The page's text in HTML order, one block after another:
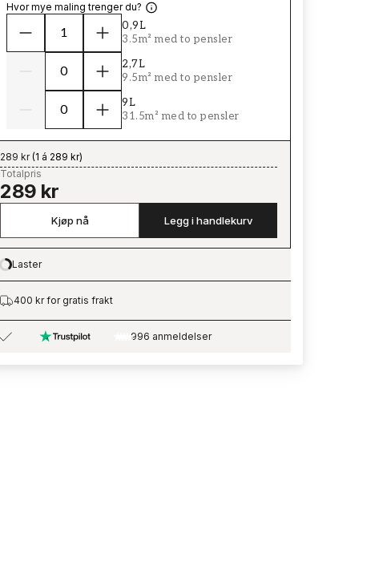
Hvor mye maling trenger du?
0,9L
3.5m² med to pensler
2,7L
9.5m² med to pensler
9L
31.5m² med to pensler
289 kr(1 á 289 kr)
Totalpris
289 kr
Kjøp nå Legg i handlekurv
Loading…
Laster
400 kr for gratis frakt
996 anmeldelser